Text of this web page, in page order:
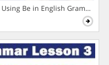
Be in English Grammar